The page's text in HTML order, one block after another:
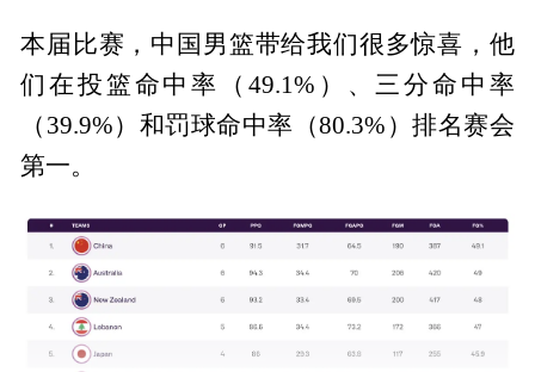
本届比赛，中国男篮带给我们很多惊喜，他
们在投篮命中率（49.1%）、三分命中率
（39.9%）和罚球命中率（80.3%）排名赛会
第一。